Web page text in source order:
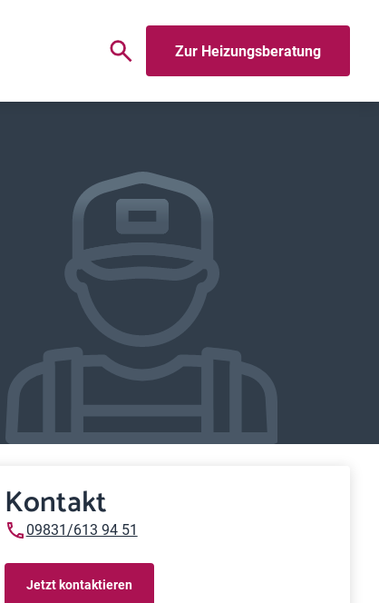
Zur Heizungsberatung
Kontakt
09831/613 94 51
Jetzt kontaktieren